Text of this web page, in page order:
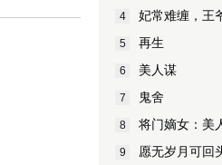
4 妃常难缠，王
5 再生
6 美人谋
7 鬼舍
8 将门嫡女：美
9 愿无岁月可回